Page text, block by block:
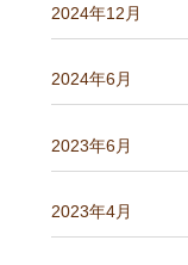
2024年12月
2024年6月
2023年6月
2023年4月